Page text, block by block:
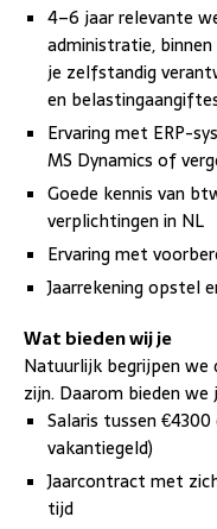
4–6 jaar relevante
administratie,
je zelfstandig
en
Ervaring met ERP-
MS Dynamics of
Goede kennis van
verplichtingen in NL
Ervaring met
Jaarrekening opstel
Wat bieden wij je
Natuurlijk begrijpen
zijn. Daarom bieden
Salaris tussen
vakantiegeld)
Jaarcontract met
tijd